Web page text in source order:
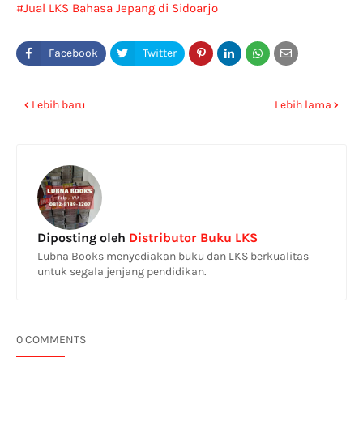
Jual LKS Bahasa Jepang di Sidoarjo
Lebih baru Lebih lama
Diposting oleh Distributor Buku LKS
Lubna Books menyediakan buku dan LKS berkualitas
untuk segala jenjang pendidikan.
0 COMMENTS